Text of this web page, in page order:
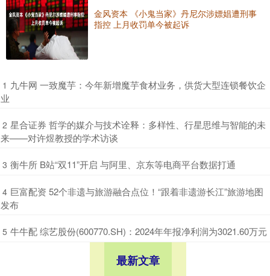
金风资本 《小鬼当家》丹尼尔涉嫖娼遭刑事
指控 上月收罚单今被起诉
1 ​九牛网 一致魔芋：今年新增魔芋食材业务，供货大型连锁餐饮企
业
2 ​星合证券 哲学的媒介与技术诠释：多样性、行星思维与智能的未
来——对许煜教授的学术访谈
3 ​衡牛所 B站“双11”开启 与阿里、京东等电商平台数据打通
4 ​巨富配资 52个非遗与旅游融合点位！“跟着非遗游长江”旅游地图
发布
5 ​牛牛配 综艺股份(600770.SH)：2024年年报净利润为3021.60万元
最新文章